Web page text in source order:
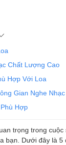
Chất Lượng Cao
Hợp Với Loa
Gian Nghe Nhạc
Hợp
trọng trong
bạn. Dưới đây là